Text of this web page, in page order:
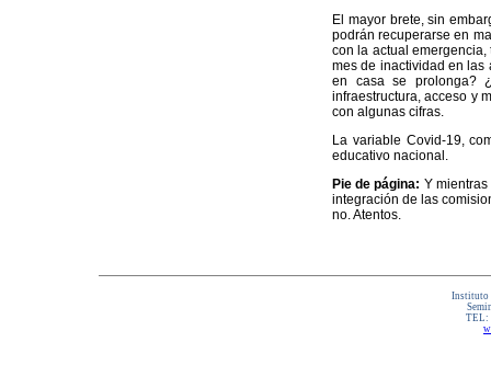
El mayor brete, sin
podrán recuperarse en
con la actual
mes de inactividad en las
en casa se prolonga?
infraestructura, acceso y
con algunas cifras.
La variable Covid-19,
educativo nacional.
Pie de página: Y
integración de las
no. Atentos.
Instituto
TEL: